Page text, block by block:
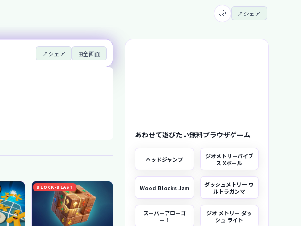
🌙 ↗シェア
↗シェア ⊞全画面
BLOCK-BLAST
あわせて遊びたい無料ブラウザゲーム
ヘッドジャンプ
ジオメトリーバイブ
ス Xボール
Wood Blocks Jam
ダッシュメトリー ウ
ルトラガンマ
スーパーアローゴ
ー！
ジオ メトリー ダッ
シュ ライト